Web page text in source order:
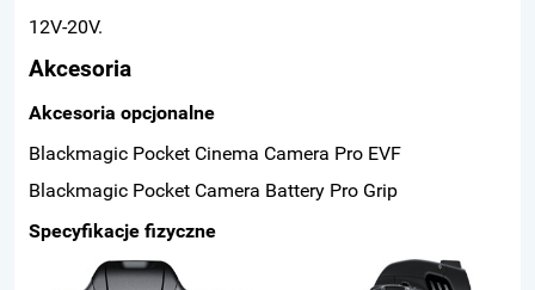
12V-20V.
Akcesoria
Akcesoria opcjonalne
Blackmagic Pocket Cinema Camera Pro EVF
Blackmagic Pocket Camera Battery Pro Grip
Specyfikacje fizyczne